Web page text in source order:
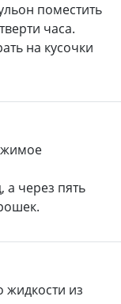
поместить
часа.
на кусочки
а через пять
жидкости из